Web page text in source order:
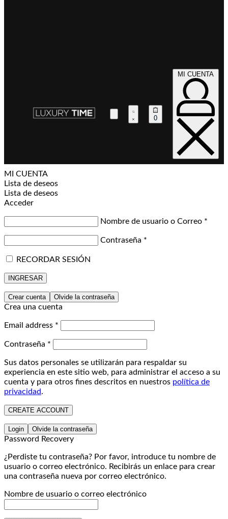
0
MI CUENTA
MI CUENTA
Lista de deseos
Lista de deseos
Acceder
Nombre de usuario o Correo *
Contraseña *
RECORDAR SESIÓN
INGRESAR
Crear cuenta Olvide la contraseña
Crea una cuenta
Email address *
Contraseña *
Sus datos personales se utilizarán para respaldar su
experiencia en este sitio web, para administrar el acceso a su
cuenta y para otros fines descritos en nuestros política de
privacidad.
CREATE ACCOUNT
Login Olvide la contraseña
Password Recovery
¿Perdiste tu contraseña? Por favor, introduce tu nombre de
usuario o correo electrónico. Recibirás un enlace para crear
una contraseña nueva por correo electrónico.
Nombre de usuario o correo electrónico